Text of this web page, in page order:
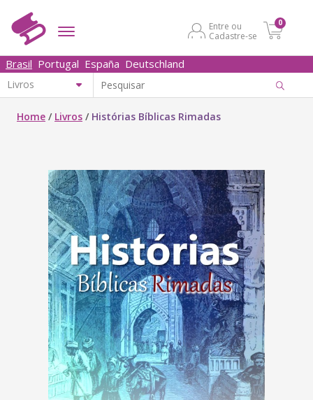
Entre ou
Cadastre-se
0
Brasil Portugal España Deutschland
Home / Livros / Histórias Bíblicas Rimadas